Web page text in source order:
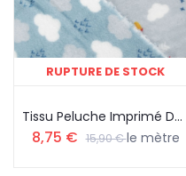
RUPTURE DE STOCK
Tissu Peluche Imprimé Double Face Hélicoptère Fond Bleu Vaporisé Recto Nuage Fond Bleu Claire Verso
8,75 € 15,90 €le mètre